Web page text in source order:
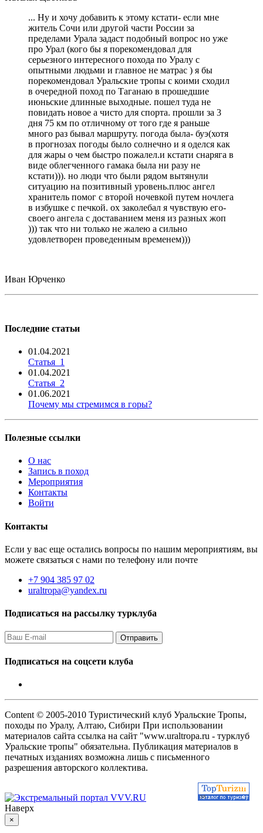
... Ну и хочу добавить к этому кстати- если мне
житель Сочи или другой части России за
пределами Урала задаст подобный вопрос но уже
про Урал (кого бы я порекомендовал для
серьезного интересного похода по Уралу с
опытными людьми и главное не матрас ) я бы
порекомендовал Уральские тропы с коими сходил
в очередной поход по Таганаю в прошедшие
июньские длинные выходные. пошел туда не
повидать новое а чисто для спорта. прошли за 3
дня 75 км по отличному от того где я раньше
много раз бывал маршруту. погода была- буэ(хотя
в прогнозах погоды было солнечно и я оделся как
для жары о чем быстро пожалел.и кстати снаряга в
виде облегченного гамака была ни разу не
кстати))). но люди что были рядом вытянули
ситуацию на позитивный уровень.плюс ангел
хранитель помог с второй ночевкой путем ночлега
в избушке с печкой. ох заколебал я чувствую его-
своего ангела с доставанием меня из разных жоп
))) так что ни только не жалею а сильно
удовлетворен проведенным временем)))
Иван Юрченко
Последние статьи
01.04.2021
Статья_1
01.04.2021
Статья_2
01.06.2021
Почему мы стремимся в горы?
Полезные ссылки
О нас
Запись в поход
Мероприятия
Контакты
Войти
Контакты
Если у вас еще остались вопросы по нашим мероприятиям, вы
можете связаться с нами по телефону или почте
+7 904 385 97 02
uraltropa@yandex.ru
Подписаться на рассылку турклуба
Подписаться на соцсети клуба
Content © 2005-2010 Туристический клуб Уральские Тропы,
походы по Уралу, Алтаю, Сибири При использовании
материалов сайта ссылка на сайт "www.uraltropa.ru - турклуб
Уральские тропы" обязательна. Публикация материалов в
печатных изданиях возможна лишь с письменного
разрешения авторского коллектива.
Наверх
×